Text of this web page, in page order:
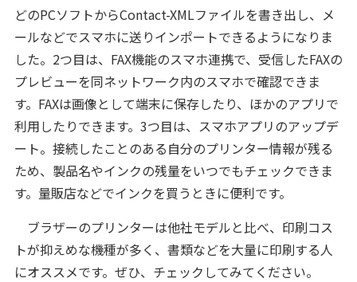
どのPCソフトからContact-XMLファイルを書き出し、メ
ールなどでスマホに送りインポートできるようになりま
した。2つ目は、FAX機能のスマホ連携で、受信したFAXの
プレビューを同ネットワーク内のスマホで確認できま
す。FAXは画像として端末に保存したり、ほかのアプリで
利用したりできます。3つ目は、スマホアプリのアップデ
ート。接続したことのある自分のプリンター情報が残る
ため、製品名やインクの残量をいつでもチェックできま
す。量販店などでインクを買うときに便利です。
ブラザーのプリンターは他社モデルと比べ、印刷コス
トが抑えめな機種が多く、書類などを大量に印刷する人
にオススメです。ぜひ、チェックしてみてください。